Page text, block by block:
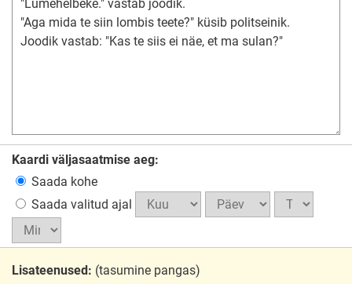
Kaardi väljasaatmise aeg:
Saada kohe
Saada valitud ajal
Lisateenused: (tasumine pangas)